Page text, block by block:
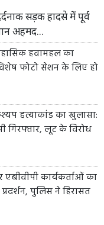
सड़क हादसे में पूर्व
अहमद...
हवामहल का
फोटो सेशन के लिए हो
हत्याकांड का खुलासा:
गिरफ्तार, लूट के विरोध
कार्यकर्ताओं का
पुलिस ने हिरासत